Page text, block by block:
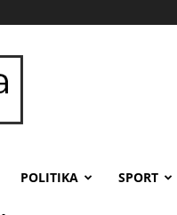
POLITIKA SPORT